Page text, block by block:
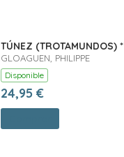
TÚNEZ (TROTAMUNDOS) *
GLOAGUEN, PHILIPPE
Disponible
24,95 €